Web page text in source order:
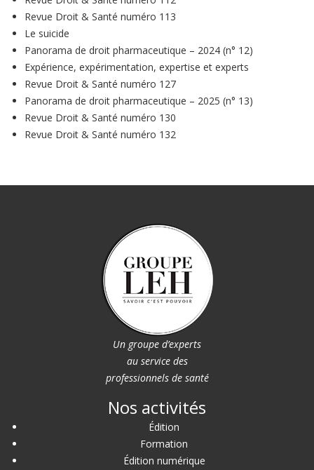
Revue Droit & Santé numéro 113
Le suicide
Panorama de droit pharmaceutique – 2024 (n° 12)
Expérience, expérimentation, expertise et experts
Revue Droit & Santé numéro 127
Panorama de droit pharmaceutique – 2025 (n° 13)
Revue Droit & Santé numéro 130
Revue Droit & Santé numéro 132
Un groupe d’experts
au service des
professionnels de santé
Nos activités
Édition
Formation
Édition numérique